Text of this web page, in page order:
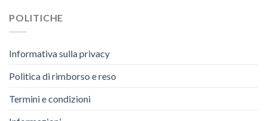
POLITICHE
Informativa sulla privacy
Politica di rimborso e reso
Termini e condizioni